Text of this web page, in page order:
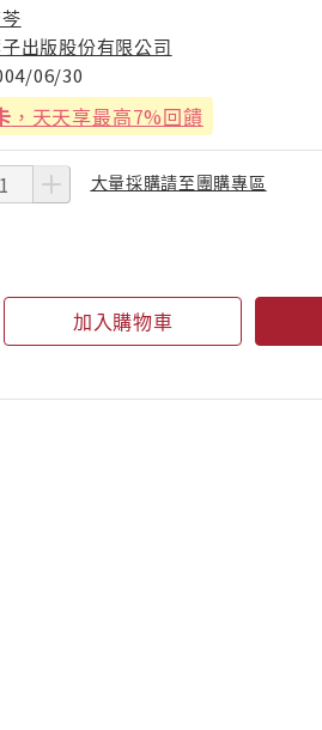
出版股份有限公司
06/30
，天天享最高7%回饋
大量採購請至團購專區
加入購物車